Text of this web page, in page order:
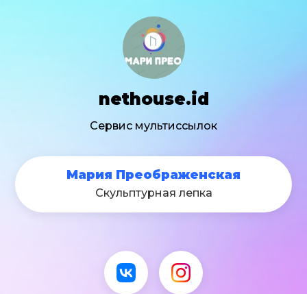
nethouse.id
Сервис мультиссылок
Мария Преображенская
Скульптурная лепка